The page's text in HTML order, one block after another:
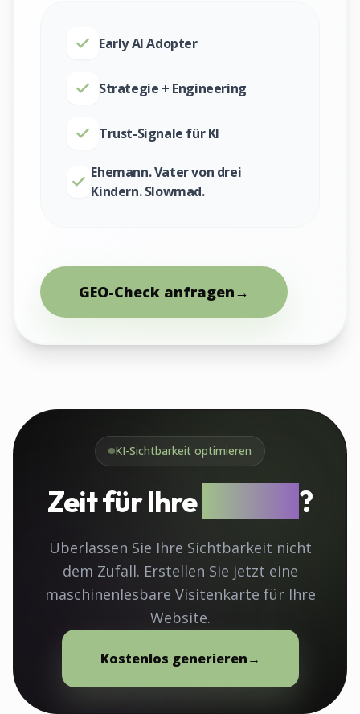
Early AI Adopter
Strategie + Engineering
Trust-Signale für KI
Ehemann. Vater von drei
Kindern. Slowmad.
GEO-Check anfragen→
KI-Sichtbarkeit optimieren
Zeit für Ihre ?
Überlassen Sie Ihre Sichtbarkeit nicht
dem Zufall. Erstellen Sie jetzt eine
maschinenlesbare Visitenkarte für Ihre
Website.
Kostenlos generieren→